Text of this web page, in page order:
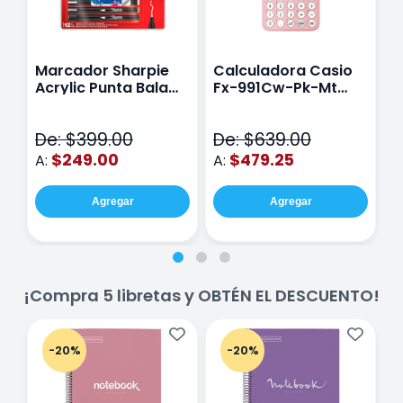
Marcador Sharpie
Acrylic Punta Bala
De: $399.00
A: $249.00
Agregar
Calculadora Casio
Fx-991Cw-Pk-Mt
De: $639.00
A: $479.25
Agregar
¡Compra 5 libretas y OBTÉN EL DESCUENTO!
-20% -20%